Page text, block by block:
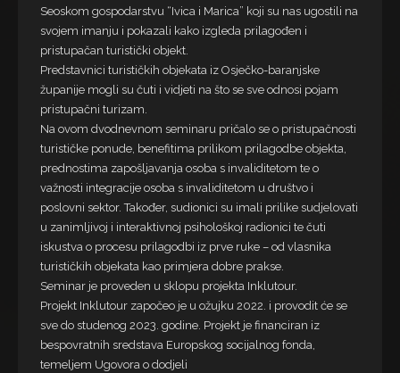
Seoskom gospodarstvu “Ivica i Marica” koji su nas ugostili na
svojem imanju i pokazali kako izgleda prilagođen i
pristupačan turistički objekt.
Predstavnici turističkih objekata iz Osječko-baranjske
županije mogli su čuti i vidjeti na što se sve odnosi pojam
pristupačni turizam.
Na ovom dvodnevnom seminaru pričalo se o pristupačnosti
turističke ponude, benefitima prilikom prilagodbe objekta,
prednostima zapošljavanja osoba s invaliditetom te o
važnosti integracije osoba s invaliditetom u društvo i
poslovni sektor. Također, sudionici su imali prilike sudjelovati
u zanimljivoj i interaktivnoj psihološkoj radionici te čuti
iskustva o procesu prilagodbi iz prve ruke – od vlasnika
turističkih objekata kao primjera dobre prakse.
Seminar je proveden u sklopu projekta Inklutour.
Projekt Inklutour započeo je u ožujku 2022. i provodit će se
sve do studenog 2023. godine. Projekt je financiran iz
bespovratnih sredstava Europskog socijalnog fonda,
temeljem Ugovora o dodjeli